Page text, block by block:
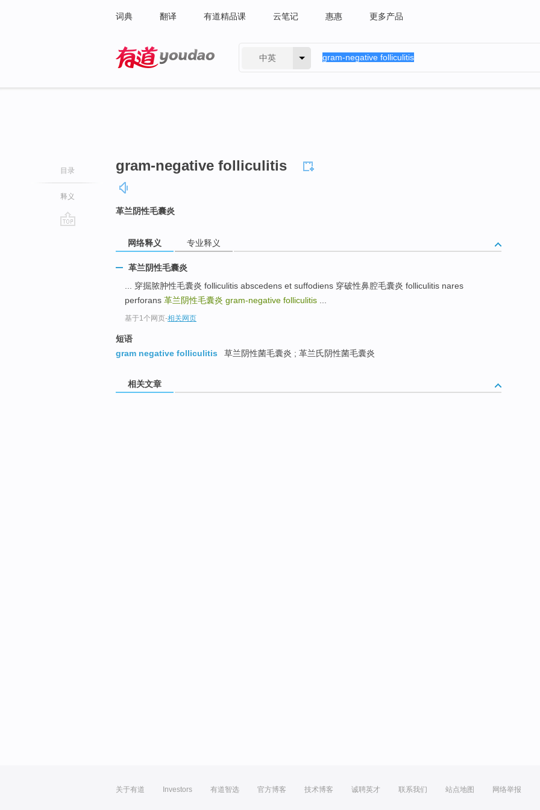
词典 翻译 有道精品课 云笔记 惠惠 更多产品
中英
目录
释义
gram-negative folliculitis
革兰阴性毛囊炎
网络释义 专业释义
革兰阴性毛囊炎
... 穿掘脓肿性毛囊炎 folliculitis abscedens et suffodiens 穿破性鼻腔毛囊炎 folliculitis nares
perforans 革兰阴性毛囊炎 gram-negative folliculitis
基于1个网页-相关网页
短语
gram negative folliculitis
草兰阴性菌毛囊炎 ; 革兰氏阴性菌毛囊炎
相关文章
关于有道 Investors 有道智选 官方博客 技术博客 诚聘英才 联系我们 站点地图 网络举报